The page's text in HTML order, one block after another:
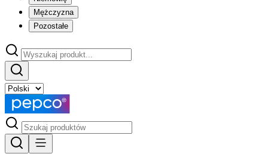
Mężczyzna
Pozostałe